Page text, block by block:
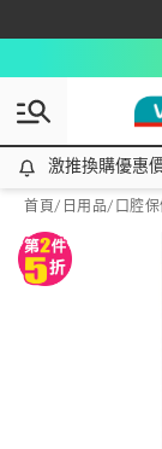
激推換購優惠價！
激推換購優惠
首頁/ 日用品/ 口腔